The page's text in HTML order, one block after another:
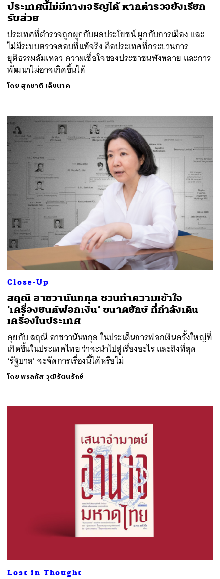
ประเทศนี้ไม่มีทางเจริญได้ หากตำรวจยังเรียก
รับส่วย
ประเทศที่ตำรวจถูกผูกกับผลประโยชน์ ผูกกับการเมือง และ
ไม่มีระบบตรวจสอบที่แท้จริง คือประเทศที่กระบวนการ
ยุติธรรมล้มเหลว ความเชื่อใจของประชาชนพังทลาย และการ
พัฒนาไม่อาจเกิดขึ้นได้
โดย สุภชาติ เล็บนาค
Close-Up
สฤณี อาชวานันทกุล ชวนทำความเข้าใจ
‘เครื่องยนต์ฟอกเงิน’ ขนาดยักษ์ ที่กำลังเดิน
เครื่องในประเทศ
คุยกับ สฤณี อาชวานันทกุล ในประเด็นการฟอกเงินครั้งใหญ่ที่
เกิดขึ้นในประเทศไทย ว่าจะนำไปสู่เรื่องอะไร และถึงที่สุด
‘รัฐบาล’ จะจัดการเรื่องนี้ได้หรือไม่
โดยพรลภัส วุฒิรัตนรักษ์
Lost in Thought